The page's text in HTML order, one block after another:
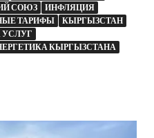
СОЮЗ
ИНФЛЯЦИЯ
ТАРИФЫ
КЫРГЫЗСТАН
КЫРГЫЗСТАНА